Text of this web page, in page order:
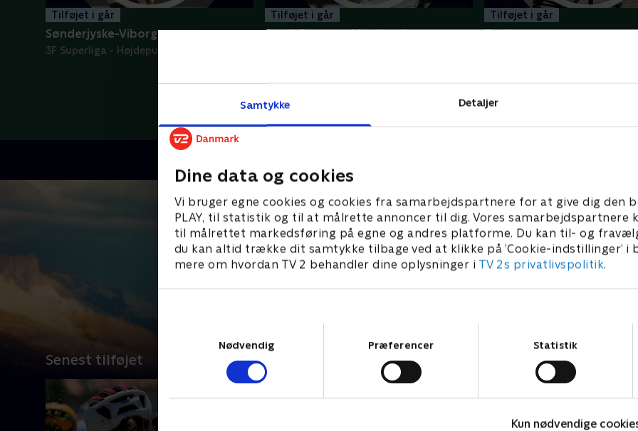
Samtykke Detaljer
Dine data og cookies
Vi bruger egne cookies og cookies fra samarbejdspartnere for at give dig den
PLAY, til statistik og til at målrette annoncer til dig. Vores samarbejdspartnere
til målrettet markedsføring på egne og andres platforme. Du kan til- og
du kan altid trække dit samtykke tilbage ved at klikke på ’Cookie-indstillinger’ i
mere om hvordan TV 2 behandler dine oplysninger i TV 2s privatlivspolitik.
Nødvendig
Præferencer Statistik
Kun nødvendige
Tilføjet i går
Sønderjyske-Viborg
3F Superliga - Højdepunkter
Tilføjet i går
Ruud-Fonseca, Montreal
Tilføjet i går
7. etape
Flere højdepunkter her
Senest tilføjet